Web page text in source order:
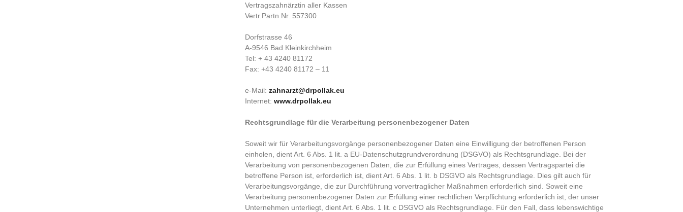
Vertragszahnärztin aller Kassen
Vertr.Partn.Nr. 557300
Dorfstrasse 46
A-9546 Bad Kleinkirchheim
Tel: + 43 4240 81172
Fax: +43 4240 81172 – 11
e-Mail:zahnarzt@drpollak.eu
Internet: www.drpollak.eu
Rechtsgrundlage für die Verarbeitung personenbezogener Daten
Soweit wir für Verarbeitungsvorgänge personenbezogener Daten eine Einwilligung der betroffenen Person
einholen, dient Art. 6 Abs. 1 lit. a EU-Datenschutzgrundverordnung (DSGVO) als Rechtsgrundlage. Bei der
Verarbeitung von personenbezogenen Daten, die zur Erfüllung eines Vertrages, dessen Vertragspartei die
betroffene Person ist, erforderlich ist, dient Art. 6 Abs. 1 lit. b DSGVO als Rechtsgrundlage. Dies gilt auch für
Verarbeitungsvorgänge, die zur Durchführung vorvertraglicher Maßnahmen erforderlich sind. Soweit eine
Verarbeitung personenbezogener Daten zur Erfüllung einer rechtlichen Verpflichtung erforderlich ist, der unser
Unternehmen unterliegt, dient Art. 6 Abs. 1 lit. c DSGVO als Rechtsgrundlage. Für den Fall, dass lebenswichtige